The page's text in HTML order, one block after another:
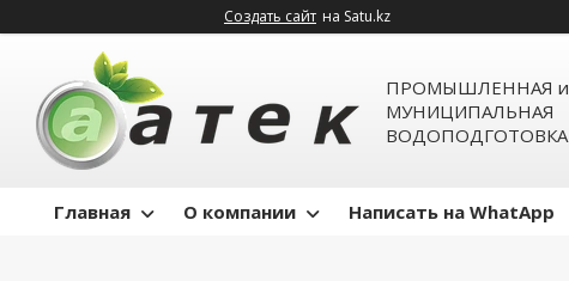
Создать сайт на Satu.kz
ПРОМЫШЛЕННАЯ и
МУНИЦИПАЛЬНАЯ
ВОДОПОДГОТОВКА
Главная О компании Написать на WhatApp